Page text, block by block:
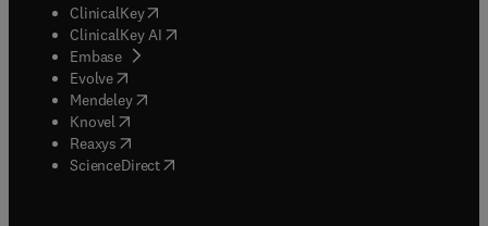
ClinicalKey(opens in new tab/window
ClinicalKey AI opens in new tab/window
Embase( opens in new tab/window
Evolve(opens in new tab/window
Mendeley( opens in new tab/window
Knovel (opens in new tab/window
Reaxys (opens in new tab/window
ScienceDirect(opens in new tab/window